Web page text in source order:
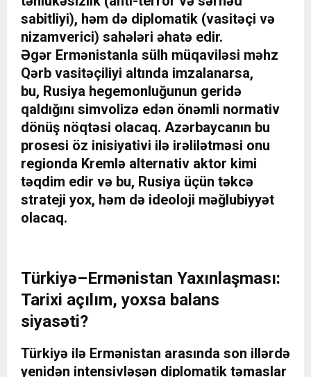
sabitliyi), həm də diplomatik (vasitəçi və
nizamverici) sahələri əhatə edir.
Əgər Ermənistanla sülh müqaviləsi məhz
Qərb vasitəçiliyi altında imzalanarsa,
bu, Rusiya hegemonluğunun geridə
qaldığını simvolizə edən önəmli normativ
dönüş nöqtəsi olacaq. Azərbaycanın bu
prosesi öz inisiyativi ilə irəlilətməsi onu
regionda Kremlə alternativ aktor kimi
təqdim edir və bu, Rusiya üçün təkcə
strateji yox, həm də ideoloji məğlubiyyət
olacaq.
Türkiyə–Ermənistan Yaxınlaşması:
Tarixi açılım, yoxsa balans
siyasəti?
Türkiyə ilə Ermənistan arasında son illərdə
yenidən intensivləşən diplomatik təmaslar